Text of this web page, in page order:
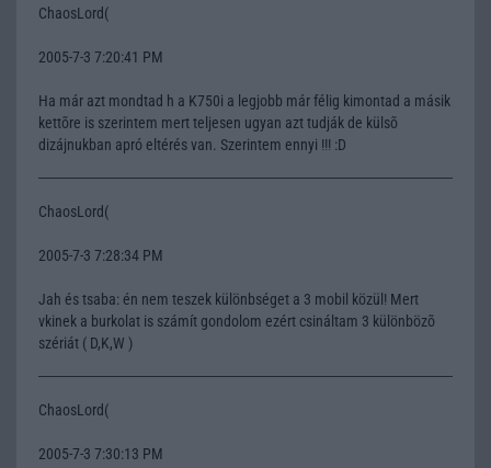
ChaosLord(
2005-7-3 7:20:41 PM
Ha már azt mondtad h a K750i a legjobb már félig kimontad a másik
kettõre is szerintem mert teljesen ugyan azt tudják de külsõ
dizájnukban apró eltérés van. Szerintem ennyi !!! :D
ChaosLord(
2005-7-3 7:28:34 PM
Jah és tsaba: én nem teszek különbséget a 3 mobil közül! Mert
vkinek a burkolat is számít gondolom ezért csináltam 3 különbözõ
szériát ( D,K,W )
ChaosLord(
2005-7-3 7:30:13 PM